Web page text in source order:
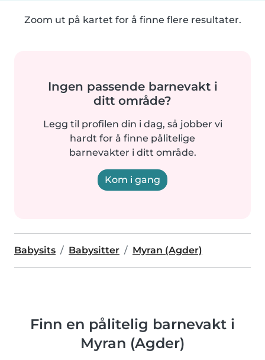
Zoom ut på kartet for å finne flere resultater.
Ingen passende barnevakt i
ditt område?
Legg til profilen din i dag, så jobber vi
hardt for å finne pålitelige
barnevakter i ditt område.
Kom i gang
Babysits Babysitter Myran (Agder)
Finn en pålitelig barnevakt i
Myran (Agder)